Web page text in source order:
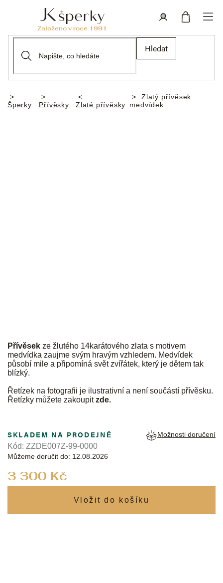
Hledat
Domů
Šperky Přívěsky Zlaté přívěsky
Zlatý přívěsek
medvídek
Přívěsek ze žlutého 14karátového zlata s motivem
medvídka zaujme svým hravým vzhledem. Medvídek
působí mile a připomíná svět zvířátek, který je dětem tak
blízký.
Řetízek na fotografii je ilustrativní a není součástí přívěsku.
Řetízky můžete zakoupitzde.
3 300 Kč
SKLADEM NA PRODEJNĚ
Můžeme doručit do: 12.08.2026
Možnosti doručení
Kód: ZZDE007Z-99-0000